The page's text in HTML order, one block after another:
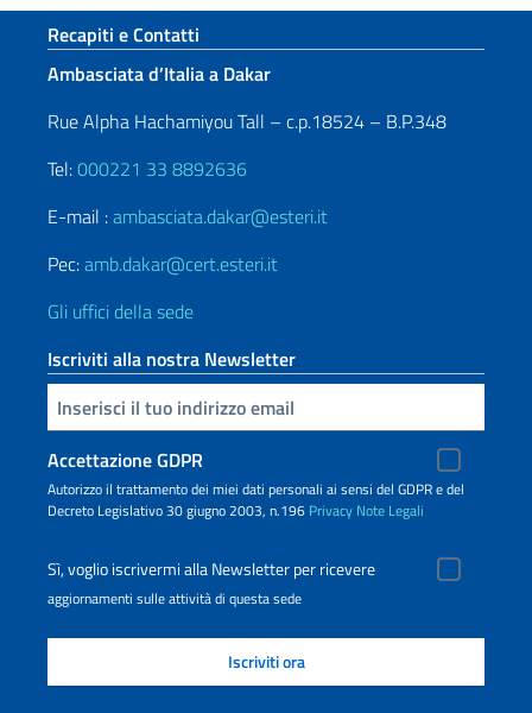
Sezione footer
Recapiti e Contatti
Ambasciata d’Italia a Dakar
Rue Alpha Hachamiyou Tall – c.p.18524 – B.P.348
Tel:000221 33 8892636
E-mail :ambasciata.dakar@esteri.it
Pec:amb.dakar@cert.esteri.it
Gli uffici della sede
Iscriviti alla nostra Newsletter
Inserisci la tua email
Accettazione GDPR
Autorizzo il trattamento dei miei dati personali ai sensi del GDPR e del
Decreto Legislativo 30 giugno 2003, n.196 Privacy Note Legali
Sì, voglio iscrivermi alla Newsletter per ricevere
aggiornamenti sulle attività di questa sede